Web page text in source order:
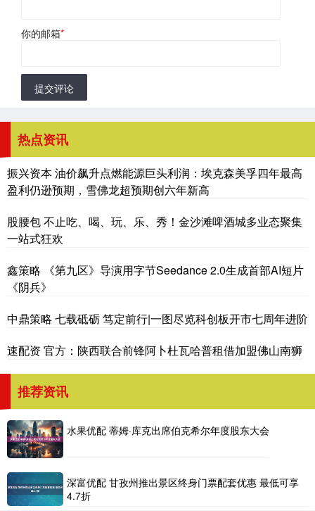
你的邮箱*
提交评论
热点资讯
振兴资本 油价飙升点燃能源巨头利润：埃克森美孚四年最高
盈利仍逊预期，雪佛龙超预期创六年新高
股腰包 不止吃、喝、玩、乐、秀！金沙滩啤酒城多业态聚集
一站式狂欢
鑫策略 《第九区》导演用字节Seedance 2.0生成首部AI短片
《阴兵》
中鼎策略 七载砥砺 笃定前行|一图尽览科创板开市七周年进阶
速配资 官方：陕西联合前锋阿卜杜瓦哈普租借加盟佛山南狮
推荐资讯
水果优配 蒂姆·库克出席伯克希尔年度股东大会
深富优配 甘孜州推出景区终身门票配套优惠 最低可享
4.7折